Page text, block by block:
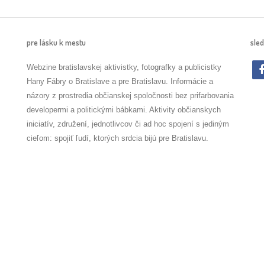
pre lásku k mestu
Webzine bratislavskej aktivistky, fotografky a publicistky
Hany Fábry o Bratislave a pre Bratislavu. Informácie a
názory z prostredia občianskej spoločnosti bez prifarbovania
developermi a politickými bábkami. Aktivity občianskych
iniciatív, združení, jednotlivcov či ad hoc spojení s jediným
cieľom: spojiť ľudí, ktorých srdcia bijú pre Bratislavu.